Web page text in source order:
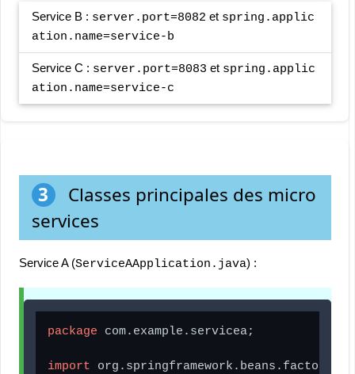
Service B : server.port=8082 et spring.applic
ation.name=service-b
Service C : server.port=8083 et spring.applic
ation.name=service-c
3
Classes principales des micro
services
Service A (ServiceAApplication.java) :
package com.example.servicea;
import